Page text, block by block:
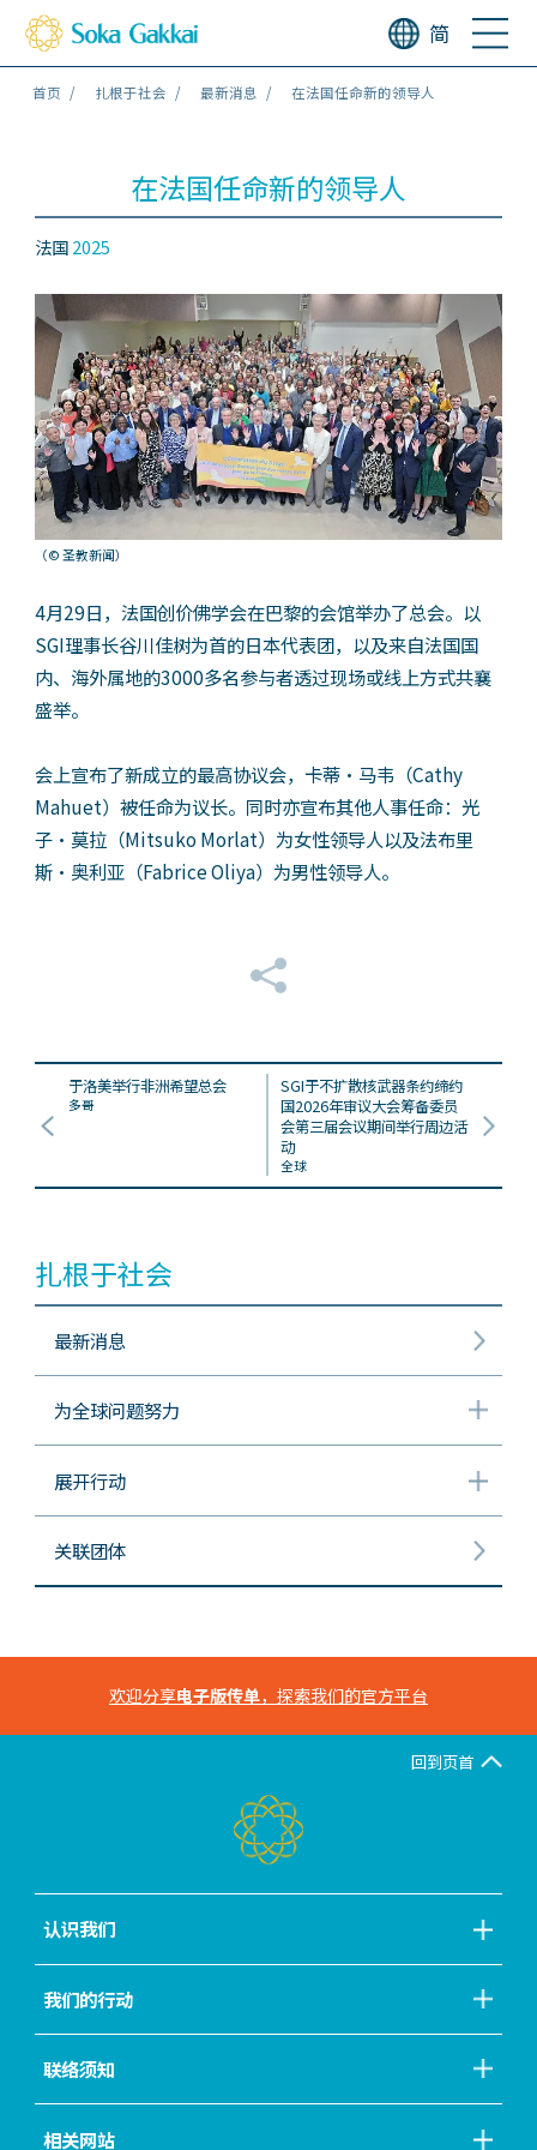
简
首页 扎根于社会 最新消息 在法国任命新的领导人
在法国任命新的领导人
法国2025
（© 圣教新闻）
4月29日，法国创价佛学会在巴黎的会馆举办了总会。以
SGI理事长谷川佳树为首的日本代表团，以及来自法国国
内、海外属地的3000多名参与者透过现场或线上方式共襄
盛举。
会上宣布了新成立的最高协议会，卡蒂・马韦（Cathy
Mahuet）被任命为议长。同时亦宣布其他人事任命：光
子・莫拉（Mitsuko Morlat）为女性领导人以及法布里
斯・奥利亚（Fabrice Oliya）为男性领导人。
于洛美举行非洲希望总会
多哥
SGI于不扩散核武器条约缔约
国2026年审议大会筹备委员
会第三届会议期间举行周边活
动
全球
扎根于社会
最新消息
为全球问题努力
展开行动
关联团体
欢迎分享电子版传单，探索我们的官方平台
回到页首
认识我们
我们的行动
联络须知
相关网站